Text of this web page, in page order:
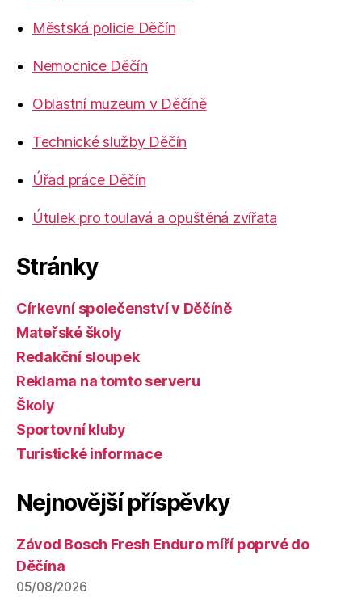
Městská policie Děčín
Nemocnice Děčín
Oblastní muzeum v Děčíně
Technické služby Děčín
Úřad práce Děčín
Útulek pro toulavá a opuštěná zvířata
Stránky
Církevní společenství v Děčíně
Mateřské školy
Redakční sloupek
Reklama na tomto serveru
Školy
Sportovní kluby
Turistické informace
Nejnovější příspěvky
Závod Bosch Fresh Enduro míří poprvé do
Děčína
05/08/2026